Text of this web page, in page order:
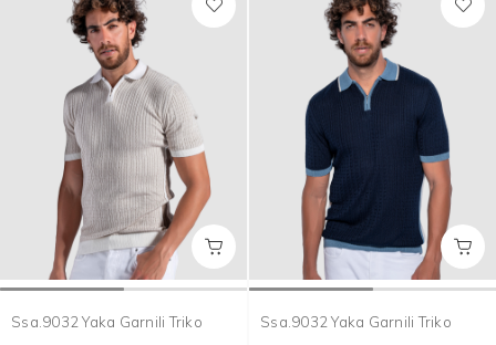
Ssa.9032 Yaka Garnili Triko Ssa.9032 Yaka Garnili Triko